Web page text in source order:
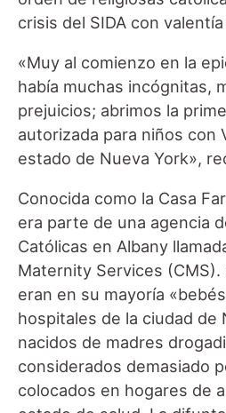
crisis del SIDA con
«Muy al comienzo en la
había muchas incógnitas,
prejuicios; abrimos la
autorizada para niños con
estado de Nueva York»,
Conocida como la Casa
era parte de una agencia
Católicas en Albany
Maternity Services
eran en su mayoría
hospitales de la ciudad de
nacidos de madres
considerados demasiado
colocados en hogares de